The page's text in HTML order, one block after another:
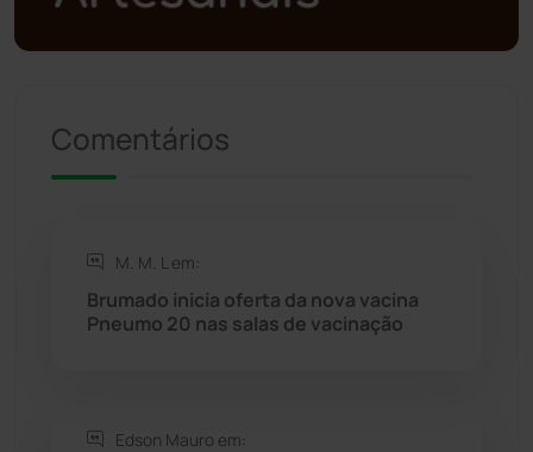
Política
Riacho de Santana
Rio do Antônio
Rio do Pires
Comentários
M. M. L em:
Brumado inicia oferta da nova vacina
Pneumo 20 nas salas de vacinação
Edson Mauro em: